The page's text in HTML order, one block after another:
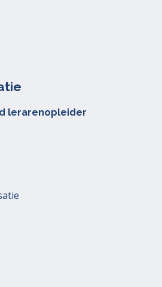
lerarenopleider